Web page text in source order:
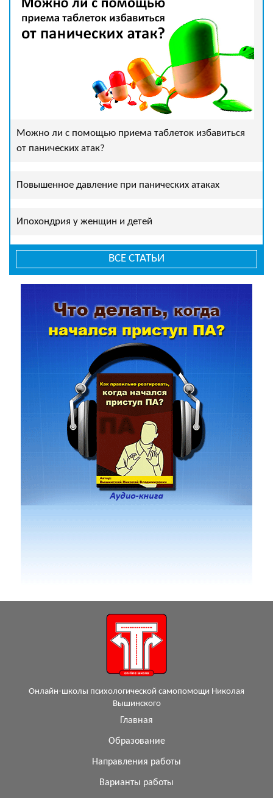
Можно ли с помощью приема таблеток избавиться
от панических атак?
Повышенное давление при панических атаках
Ипохондрия у женщин и детей
ВСЕ СТАТЬИ
Онлайн-школы психологической самопомощи Николая
Вышинского
Главная
Образование
Направления работы
Варианты работы